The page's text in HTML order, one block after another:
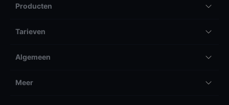
Producten
Tarieven
Algemeen
Meer